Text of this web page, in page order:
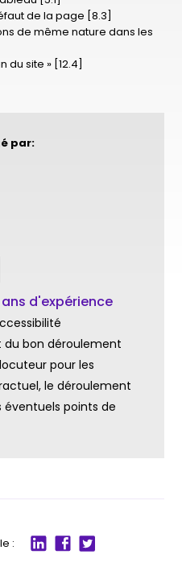
de la page [8.3]
de même nature dans les
du site » [12.4]
par:
ans d'expérience
du bon déroulement
pour les
le déroulement
points de
:
PartagerPartagerPartager